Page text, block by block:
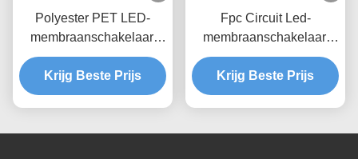
Polyester PET LED-
membraanschakelaar,
aangepaste
ontwerpsleutelmembraanschakelaar
Krijg Beste Prijs
Fpc Circuit Led-
membraanschakelaar,
mat oppervlak
Krijg Beste Prijs